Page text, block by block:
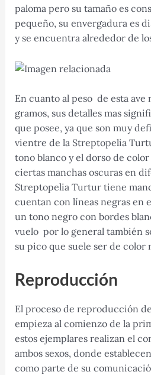
paloma pero su tamaño es
pequeño, su envergadura es
y se encuentra alrededor de
En cuanto al peso de esta ave
gramos, sus detalles mas
que posee, ya que son muy
vientre de la Streptopelia
tono blanco y el dorso de
ciertas manchas oscuras en
Streptopelia Turtur tiene
cuentan con líneas negras en
un tono negro con bordes
vuelo por lo general también
su pico que suele ser de color
Reproducción
El proceso de reproducción
empieza al comienzo de la
estos ejemplares realizan el
ambos sexos, donde
como parte de su